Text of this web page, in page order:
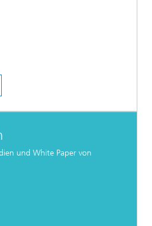
und White Paper von